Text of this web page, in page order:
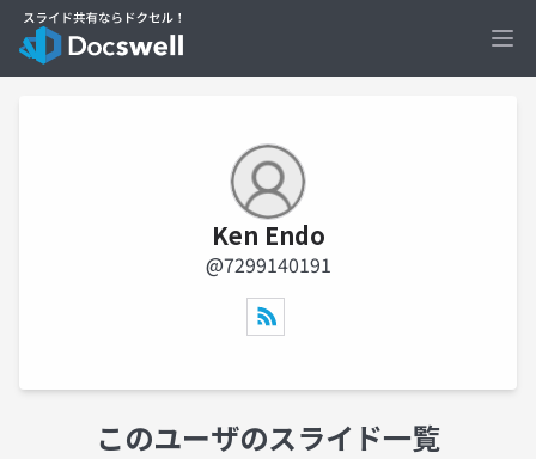
Ken Endo
@7299140191
このユーザのスライド一覧